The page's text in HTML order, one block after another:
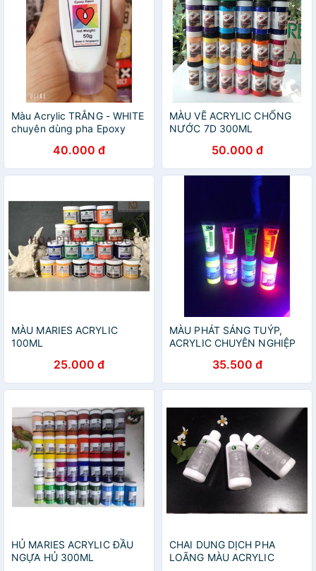
Màu Acrylic TRẮNG - WHITE
chuyên dùng pha Epoxy
40.000 đ
MÀU VẼ ACRYLIC CHỐNG
NƯỚC 7D 300ML
50.000 đ
MÀU MARIES ACRYLIC
100ML
25.000 đ
MÀU PHÁT SÁNG TUÝP,
ACRYLIC CHUYÊN NGHIỆP
35.500 đ
HỦ MARIES ACRYLIC ĐẦU
NGỰA HỦ 300ML
CHAI DUNG DỊCH PHA
LOÃNG MÀU ACRYLIC